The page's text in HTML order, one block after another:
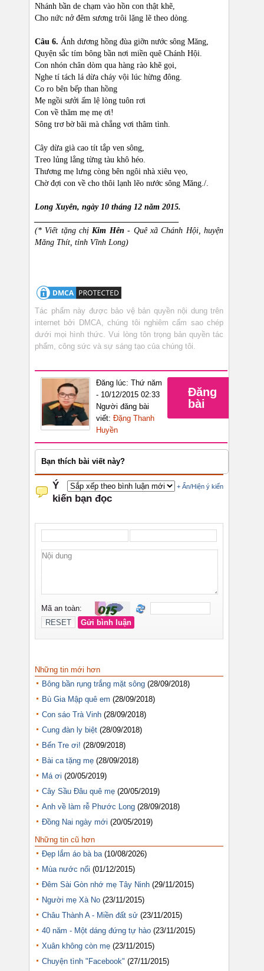
Nhánh bần de chạm vào hồn con thật khẽ,
Cho nức nở đêm sương trôi lặng lẽ theo dòng.
Câu 6. Ánh dương hồng đùa giỡn nước sông Măng,
Quyện sắc tím bông bần nơi miền quê Chánh Hội.
Con nhón chân dòm qua hàng rào khẽ gọi,
Nghe tí tách lá dừa cháy vội lúc hừng đông.
Co ro bên bếp than hồng
Mẹ ngồi sưởi ấm lệ lòng tuôn rơi
Con về thăm mẹ mẹ ơi!
Sông trơ bờ bãi mà chẳng vơi thâm tình.
Cây dừa già cao tít tắp ven sông,
Treo lủng lẳng từng tàu khô héo.
Thương mẹ lưng còng bên ngôi nhà xiêu vẹo,
Chờ đợi con về cho thôi lạnh lẽo nước sông Măng./.
Long Xuyên, ngày 10 tháng 12 năm 2015.
(* Viết tặng chịKim Hên - Quê xã Chánh Hội, huyện
Măng Thít, tỉnh Vĩnh Long)
Tác phẩm này được bảo vệ bản quyền nội dung trên
internet bởi DMCA, chúng tôi nghiêm cấm sao chép
dưới mọi hình thức. Vui lòng tôn trọng bản quyền tác
phẩm, công sức và sự sáng tạo của chúng tôi.
Đăng lúc: Thứ năm
- 10/12/2015 02:33
Người đăng bài
viết: Đặng Thanh
Huyền
Đăng
bài
Bạn thích bài viết này?
Những tin mới hơn
Bông bần rụng trắng mặt sông (28/09/2018)
Bù Gia Mập quê em (28/09/2018)
Con sáo Trà Vinh (28/09/2018)
Cung đàn ly biệt (28/09/2018)
Bến Tre ơi! (28/09/2018)
Bài ca tặng mẹ (28/09/2018)
Má ơi (20/05/2019)
Cây Sầu Đâu quê mẹ (20/05/2019)
Anh về làm rễ Phước Long (28/09/2018)
Đồng Nai ngày mới (20/05/2019)
Những tin cũ hơn
Đẹp lắm áo bà ba (10/08/2026)
Mùa nước nổi (01/12/2015)
Đêm Sài Gòn nhớ mẹ Tây Ninh (29/11/2015)
Người mẹ Xà No (23/11/2015)
Châu Thành A - Miền đất sử (23/11/2015)
40 năm - Một dáng đứng tự hào (23/11/2015)
Xuân không còn mẹ (23/11/2015)
Chuyện tình "Facebook" (27/11/2015)